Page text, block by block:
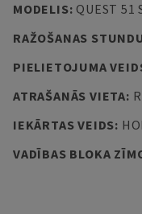
MODELIS: QUEST 51
RAŽOŠANAS
PIELIETOJUMA
ATRAŠANĀS VIETA:
IEKĀRTAS VEIDS:
VADĪBAS BLOKA